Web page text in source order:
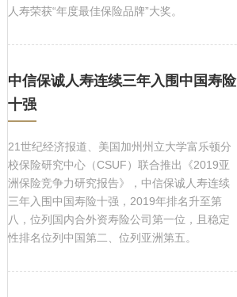
人寿荣获“年度最佳保险品牌”大奖。
中信保诚人寿连续三年入围中国寿险
十强
21世纪经济报道、美国加州州立大学富乐顿分
校保险研究中心（CSUF）联合推出《2019亚
洲保险竞争力研究报告》，中信保诚人寿连续
三年入围中国寿险十强，2019年排名升至第
八，位列国内合外资寿险公司第一位，且稳定
性排名位列中国第二、位列亚洲第五。